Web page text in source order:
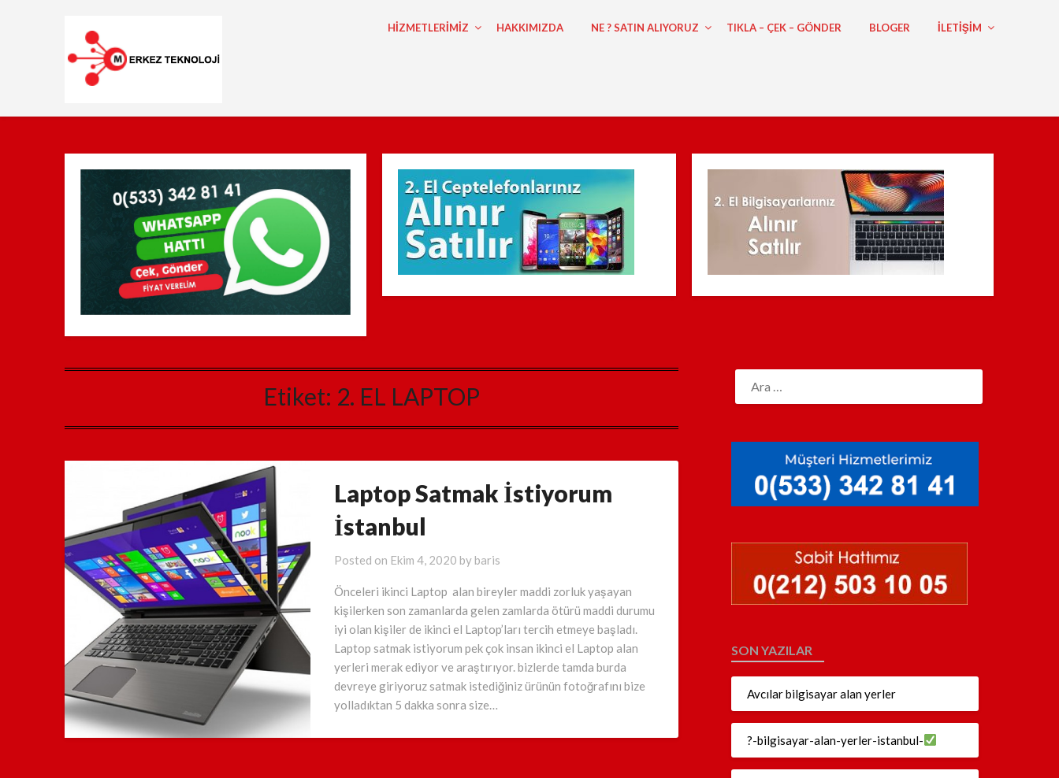
HİZMETLERİMİZ HAKKIMIZDA NE ? SATIN ALIYORUZ TIKLA – ÇEK – GÖNDER BLOGER ILETIŞIM
Etiket: 2. EL LAPTOP
Laptop Satmak İstiyorum
İstanbul
Posted on Ekim 4, 2020 by baris
Önceleri ikinci Laptop alan bireyler maddi zorluk yaşayan
kişilerken son zamanlarda gelen zamlarda ötürü maddi durumu
iyi olan kişiler de ikinci el Laptop’ları tercih etmeye başladı.
Laptop satmak istiyorum pek çok insan ikinci el Laptop alan
yerleri merak ediyor ve araştırıyor. bizlerde tamda burda
devreye giriyoruz satmak istediğiniz ürünün fotoğrafını bize
yolladıktan 5 dakka sonra size…
SON YAZILAR
Avcılar bilgisayar alan yerler
?-bilgisayar-alan-yerler-istanbul-